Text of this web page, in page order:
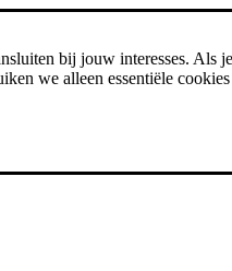
bij jouw interesses. Als
we alleen essentiële